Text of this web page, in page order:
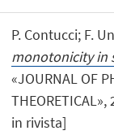
P. Contucci; F.
monotonicity in
«JOURNAL OF
in rivista]